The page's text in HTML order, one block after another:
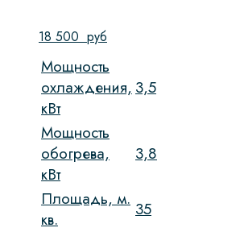
18 500 руб
Мощность
охлаждения,
кВт
3,5
Мощность
обогрева,
кВт
3,8
Площадь, м.
кв.
35